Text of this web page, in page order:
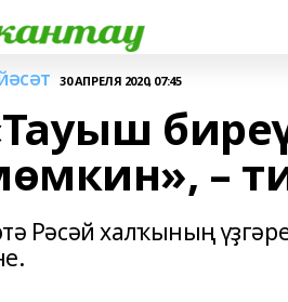
30 АПРЕЛЯ 2020, 07:45
–
Рәсәй халҡының